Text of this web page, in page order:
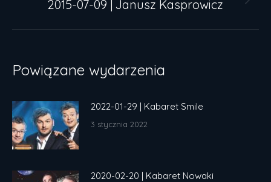
Następny
2015-07-09 | Janusz Kasprowicz
Powiązane wydarzenia
2022-01-29 | Kabaret Smile
3 stycznia 2022
2020-02-20 | Kabaret Nowaki